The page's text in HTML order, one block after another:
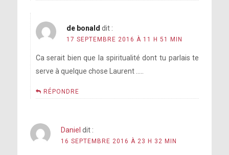
de bonald dit :
17 SEPTEMBRE 2016 À 11 H 51 MIN
Ca serait bien que la spiritualité dont tu parlais te
serve à quelque chose Laurent …..
RÉPONDRE
Daniel dit :
16 SEPTEMBRE 2016 À 23 H 32 MIN